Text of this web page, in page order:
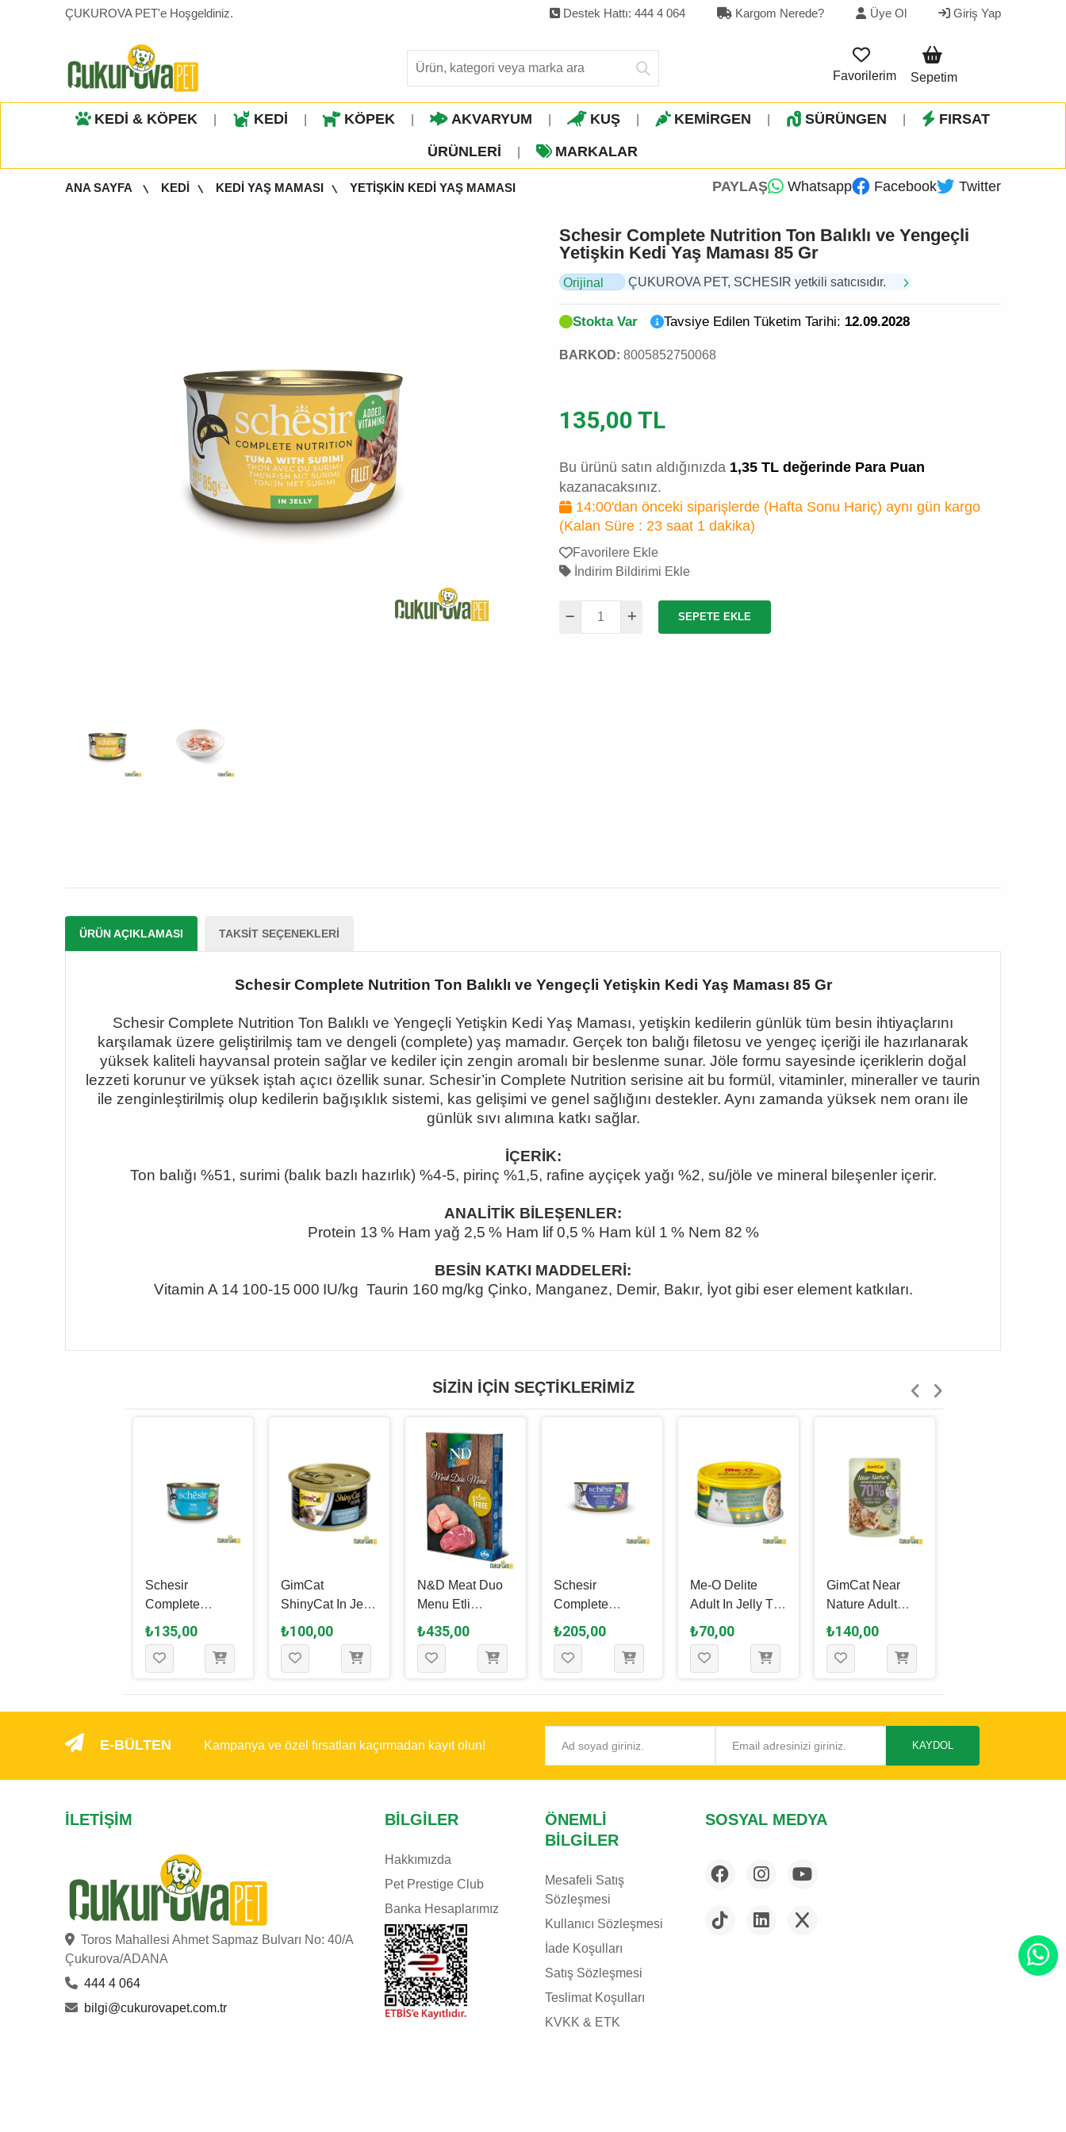
ÇUKUROVA PET'e Hoşgeldiniz. Destek Hattı: 444 4 064 Kargom Nerede? Üye Ol Giriş Yap
Favorilerim Sepetim
KEDİ & KÖPEK KEDİ KÖPEK AKVARYUM KUŞ KEMİRGEN SÜRÜNGEN FIRSAT
ÜRÜNLERI MARKALAR
ANA SAYFA KEDİ KEDİ YAŞ MAMASI YETİŞKİN KEDİ YAŞ MAMASI PAYLAŞ Whatsapp Facebook Twitter
Schesir Complete Nutrition Ton Balıklı ve Yengeçli
Yetişkin Kedi Yaş Maması 85 Gr
Orijinal
ÇUKUROVA PET, SCHESIR yetkili satıcısıdır.
Stokta Var Tavsiye Edilen Tüketim Tarihi: 12.09.2028
BARKOD: 8005852750068
135,00 TL
Bu ürünü satın aldığınızda 1,35 TL değerinde Para Puan
kazanacaksınız.
14:00'dan önceki siparişlerde (Hafta Sonu Hariç) aynı gün kargo
(Kalan Süre : 23 saat 1 dakika)
Favorilere Ekle
İndirim Bildirimi Ekle
SEPETE EKLE
ÜRÜN AÇIKLAMASI TAKSIT SEÇENEKLERI
Schesir Complete Nutrition Ton Balıklı ve Yengeçli Yetişkin Kedi Yaş Maması 85 Gr
Schesir Complete Nutrition Ton Balıklı ve Yengeçli Yetişkin Kedi Yaş Maması, yetişkin kedilerin günlük tüm besin ihtiyaçlarını
karşılamak üzere geliştirilmiş tam ve dengeli (complete) yaş mamadır. Gerçek ton balığı filetosu ve yengeç içeriği ile hazırlanarak
yüksek kaliteli hayvansal protein sağlar ve kediler için zengin aromalı bir beslenme sunar. Jöle formu sayesinde içeriklerin doğal
lezzeti korunur ve yüksek iştah açıcı özellik sunar. Schesir’in Complete Nutrition serisine ait bu formül, vitaminler, mineraller ve taurin
ile zenginleştirilmiş olup kedilerin bağışıklık sistemi, kas gelişimi ve genel sağlığını destekler. Aynı zamanda yüksek nem oranı ile
günlük sıvı alımına katkı sağlar.
İÇERİK:
Ton balığı %51, surimi (balık bazlı hazırlık) %4-5, pirinç %1,5, rafine ayçiçek yağı %2, su/jöle ve mineral bileşenler içerir.
ANALİTİK BİLEŞENLER:
Protein 13 % Ham yağ 2,5 % Ham lif 0,5 % Ham kül 1 % Nem 82 %
BESİN KATKI MADDELERİ:
Vitamin A 14 100-15 000 IU/kg Taurin 160 mg/kg Çinko, Manganez, Demir, Bakır, İyot gibi eser element katkıları.
SIZIN İÇIN SEÇTIKLERIMIZ
Schesir
Complete
Nutrition In Jelly
Ton Balıklı
Yetişkin Kedi
Gr
₺135,00
GimCat
ShinyCat In Jelly
Ton Balıklı ve
Karidesli
Yetişkin Kedi
Gr
₺100,00
N&D Meat Duo
Menu Etli
Yetişkin Kedi
Yaş Maması 70
Gr - 6 Al 5 Öde
₺435,00
Schesir
Complete
Nutrition Ton
Balıklı ve Dana
Etli Yetişkin Kedi
Gr
₺205,00
Me-O Delite
Adult In Jelly Ton
Balığı ve Sebzeli
Yetişkin Kedi
Yaş Maması 80
₺70,00
GimCat Near
Nature Adult
Tavuklu ve
Ördekli Yetişkin
Kedi Yaş
₺140,00
E-BÜLTEN Kampanya ve özel fırsatları kaçırmadan kayıt olun! KAYDOL
İLETIŞIM
Toros Mahallesi Ahmet Sapmaz Bulvarı No: 40/A
Çukurova/ADANA
444 4 064
bilgi@cukurovapet.com.tr
BILGILER
Hakkımızda
Pet Prestige Club
Banka Hesaplarımız
ÖNEMLI
BILGILER
Mesafeli Satış
Sözleşmesi
Kullanıcı Sözleşmesi
İade Koşulları
Satış Sözleşmesi
Teslimat Koşulları
KVKK & ETK
SOSYAL MEDYA